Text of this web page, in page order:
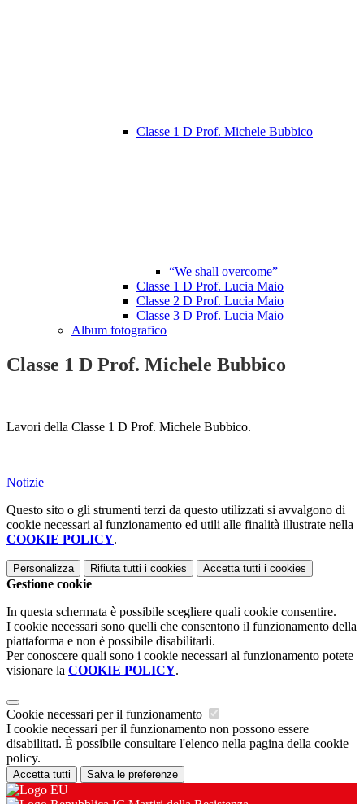
Classe 1 D Prof. Michele Bubbico
“We shall overcome”
Classe 1 D Prof. Lucia Maio
Classe 2 D Prof. Lucia Maio
Classe 3 D Prof. Lucia Maio
Album fotografico
Classe 1 D Prof. Michele Bubbico
Lavori della Classe 1 D Prof. Michele Bubbico.
Notizie
Questo sito o gli strumenti terzi da questo utilizzati si avvalgono di
cookie necessari al funzionamento ed utili alle finalità illustrate nella
COOKIE POLICY.
Personalizza Rifiuta tutti i cookies Accetta tutti i cookies
Gestione cookie
In questa schermata è possibile scegliere quali cookie consentire.
I cookie necessari sono quelli che consentono il funzionamento della
piattaforma e non è possibile disabilitarli.
Per conoscere quali sono i cookie necessari al funzionamento potete
visionare la COOKIE POLICY.
Cookie necessari per il funzionamento
I cookie necessari per il funzionamento non possono essere
disabilitati. È possibile consultare l'elenco nella pagina della cookie
policy.
Accetta tutti Salva le preferenze